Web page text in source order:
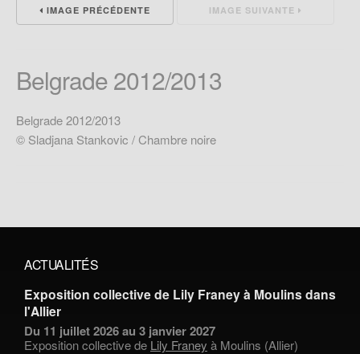
IMAGE PRÉCÉDENTE IMAGE SUIVANTE
Belgrade 2012/2013
Belgrade 2012/2013
© Sladjana Stankovic / Chambre noire
ACTUALITÉS
Exposition collective de Lily Franey à Moulins dans
l'Allier
Du 11 juillet 2026 au 3 janvier 2027
Exposition collective de Lily Franey à Moulins (Allier)